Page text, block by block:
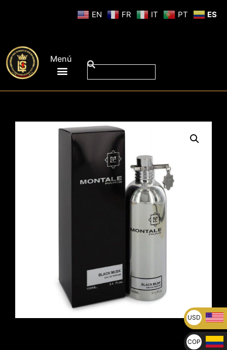
Menú
EN FR IT PT ES
USD
U$
COP